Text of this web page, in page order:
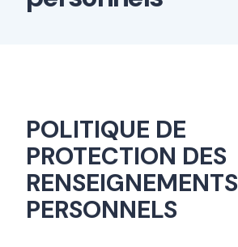
POLITIQUE DE
PROTECTION DES
RENSEIGNEMENTS
PERSONNELS